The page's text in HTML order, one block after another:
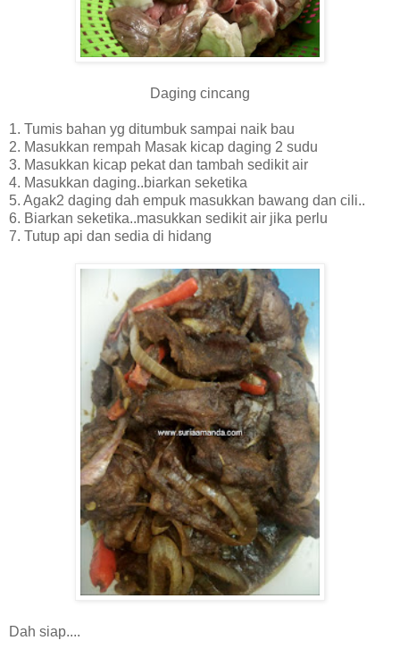
Daging cincang
1. Tumis bahan yg ditumbuk sampai naik bau
2. Masukkan rempah Masak kicap daging 2 sudu
3. Masukkan kicap pekat dan tambah sedikit air
4. Masukkan daging..biarkan seketika
5. Agak2 daging dah empuk masukkan bawang dan cili..
6. Biarkan seketika..masukkan sedikit air jika perlu
7. Tutup api dan sedia di hidang
Dah siap....